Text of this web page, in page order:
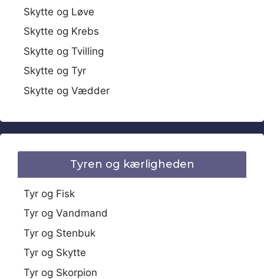
Skytte og Løve
Skytte og Krebs
Skytte og Tvilling
Skytte og Tyr
Skytte og Vædder
Tyren og kærligheden
Tyr og Fisk
Tyr og Vandmand
Tyr og Stenbuk
Tyr og Skytte
Tyr og Skorpion